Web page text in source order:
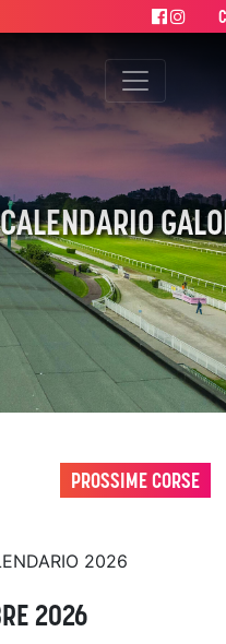
CALENDARIO
PROSSIME CORSE
2026
2026